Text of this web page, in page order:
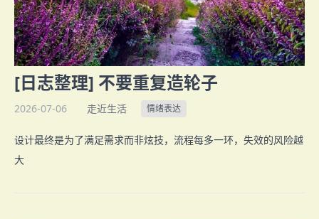
[日志整理] 不要重复造轮子
2026-07-06 走近生活 情绪表达
设计最终是为了满足需求而非炫技，流程每多一环，失效的风险越
大